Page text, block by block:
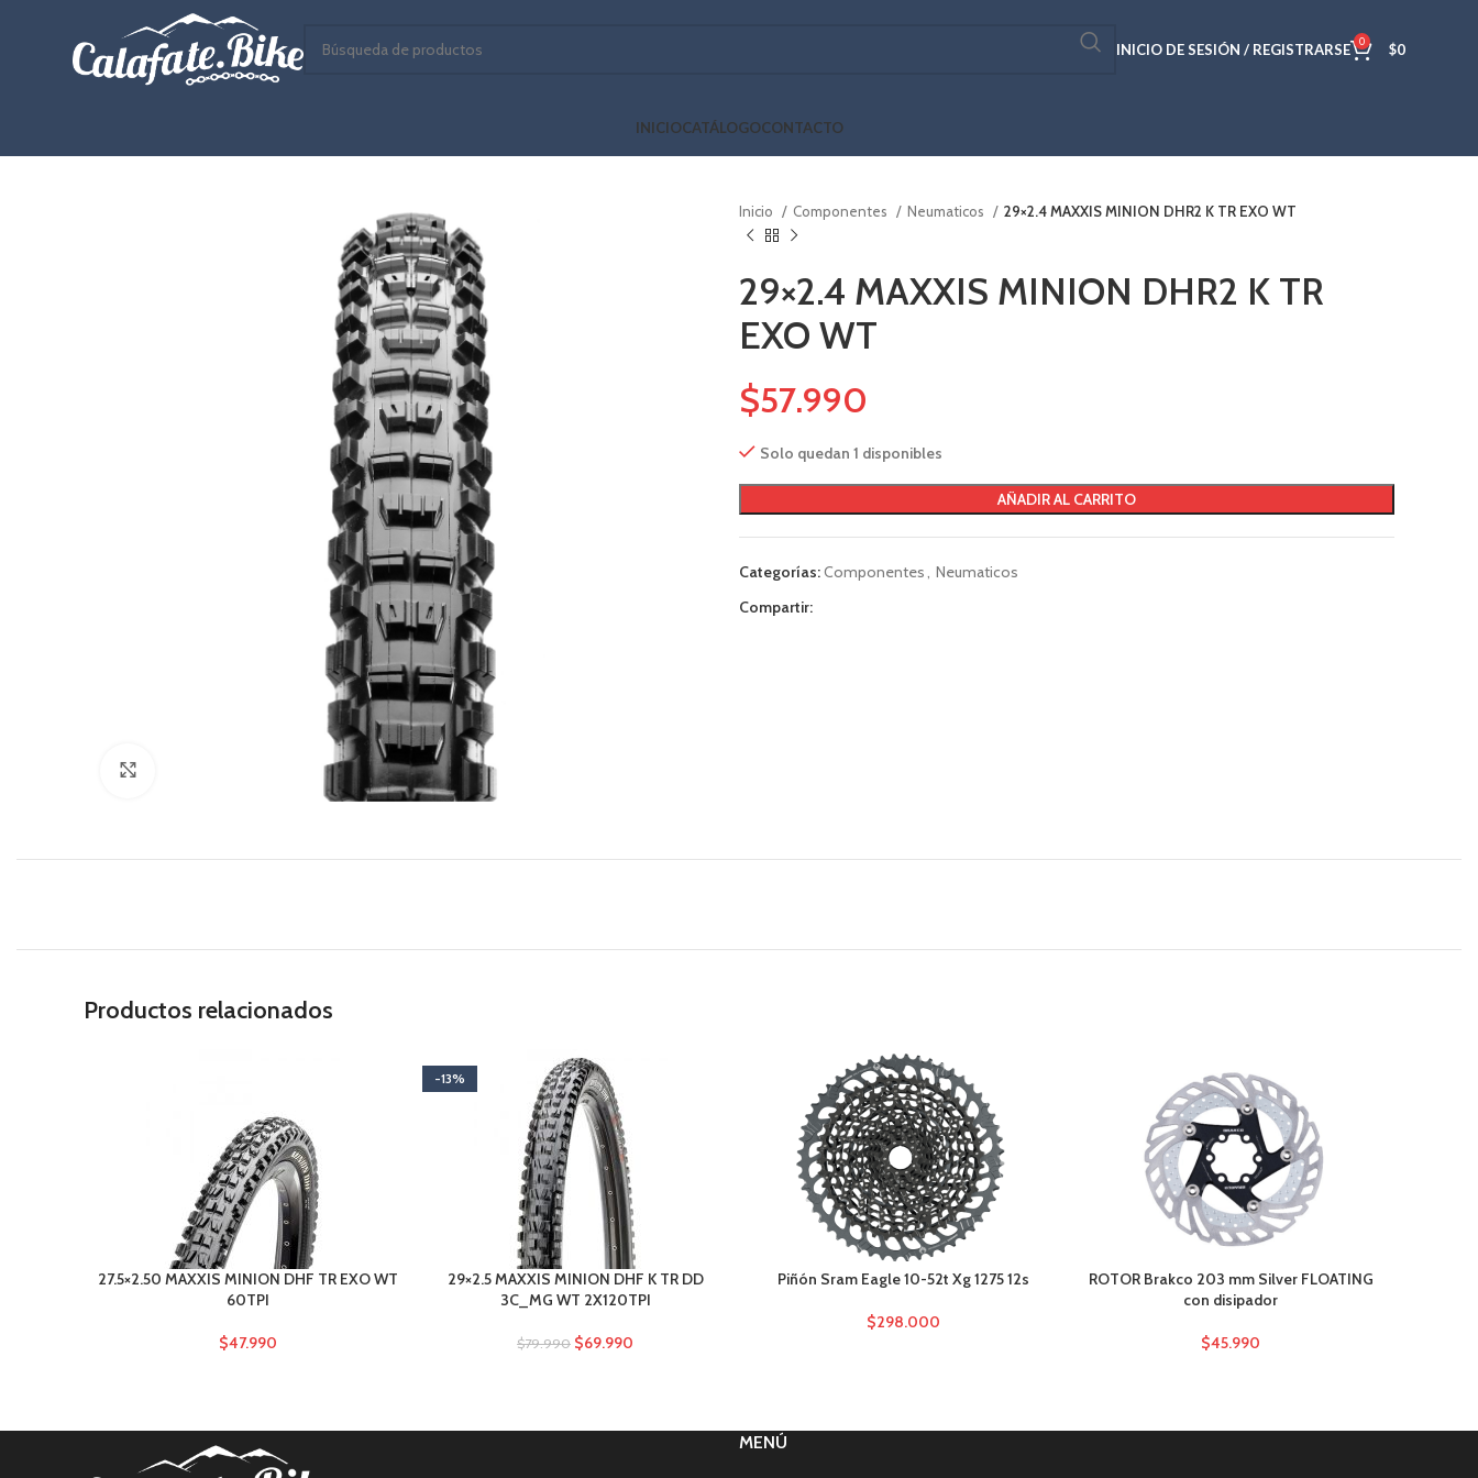
INICIO DE SESIÓN / REGISTRARSE 0 $0
INICIOCATÁLOGOCONTACTO
Inicio Componentes Neumaticos 29×2.4 MAXXIS MINION DHR2 K TR EXO WT
29×2.4 MAXXIS MINION DHR2 K TR
EXO WT
$57.990
Solo quedan 1 disponibles
AÑADIR AL CARRITO
Categorías:Componentes, Neumaticos
Compartir:
Productos relacionados
27.5×2.50 MAXXIS MINION DHF TR EXO WT
60TPI
$47.990
-13%
29×2.5 MAXXIS MINION DHF K TR DD
3C_MG WT 2X120TPI
$79.990 $69.990
Piñón Sram Eagle 10-52t Xg 1275 12s
$298.000
ROTOR Brakco 203 mm Silver FLOATING
con disipador
$45.990
MENÚ